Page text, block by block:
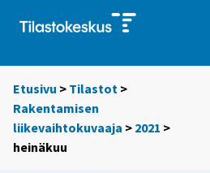
Etusivu > Tilastot >
Rakentamisen
liikevaihtokuvaaja > 2021 >
heinäkuu